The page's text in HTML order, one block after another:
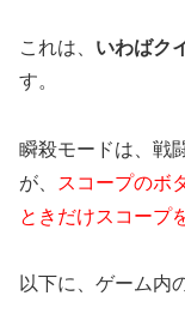
これは、 いわばク
す。
瞬殺モードは、戦
が、
スコープのボ
ときだけスコープ
以下に、ゲーム内